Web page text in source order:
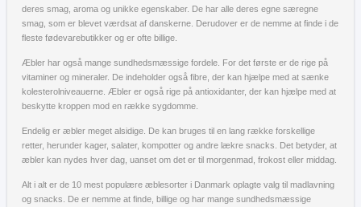
deres smag, aroma og unikke egenskaber. De har alle deres egne særegne
smag, som er blevet værdsat af danskerne. Derudover er de nemme at finde i de
fleste fødevarebutikker og er ofte billige.
Æbler har også mange sundhedsmæssige fordele. For det første er de rige på
vitaminer og mineraler. De indeholder også fibre, der kan hjælpe med at sænke
kolesterolniveauerne. Æbler er også rige på antioxidanter, der kan hjælpe med at
beskytte kroppen mod en række sygdomme.
Endelig er æbler meget alsidige. De kan bruges til en lang række forskellige
retter, herunder kager, salater, kompotter og andre lækre snacks. Det betyder, at
æbler kan nydes hver dag, uanset om det er til morgenmad, frokost eller middag.
Alt i alt er de 10 mest populære æblesorter i Danmark oplagte valg til madlavning
og snacks. De er nemme at finde, billige og har mange sundhedsmæssige